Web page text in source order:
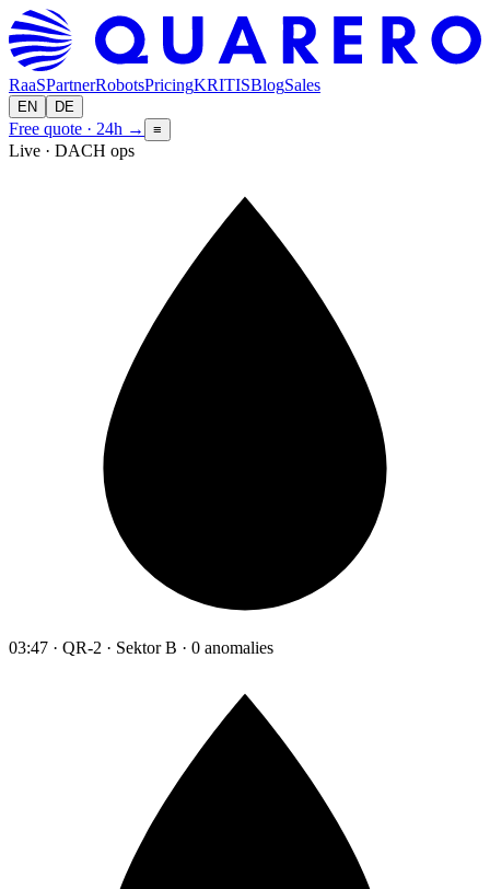
RaaSPartnerRobotsPricingKRITISBlogSales
EN DE
Free quote · 24h → ≡
Live · DACH ops
03:47 · QR-2 · Sektor B · 0 anomalies